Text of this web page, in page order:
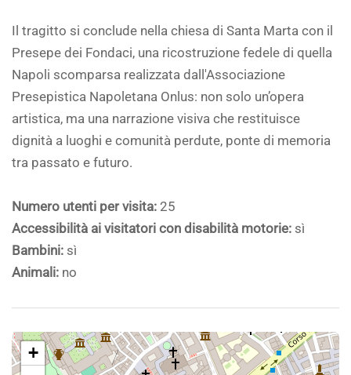
Il tragitto si conclude nella chiesa di Santa Marta con il
Presepe dei Fondaci, una ricostruzione fedele di quella
Napoli scomparsa realizzata dall'Associazione
Presepistica Napoletana Onlus: non solo un’opera
artistica, ma una narrazione visiva che restituisce
dignità a luoghi e comunità perdute, ponte di memoria
tra passato e futuro.
Numero utenti per visita: 25
Accessibilità ai visitatori con disabilità motorie: sì
Bambini: sì
Animali: no
+